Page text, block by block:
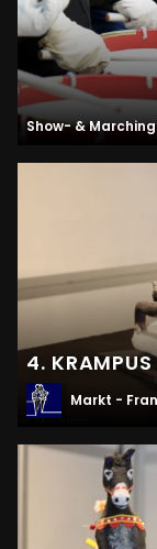
Show- &
4. KRAMPUS
Markt -